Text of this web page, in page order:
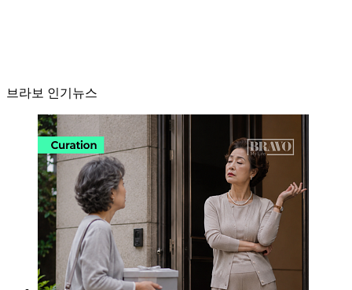
브라보 인기뉴스